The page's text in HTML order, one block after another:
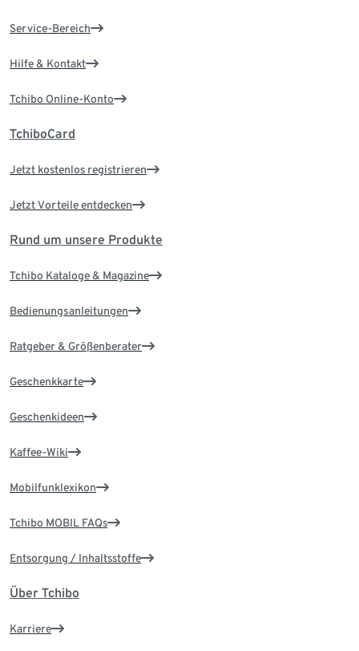
Service-Bereich
Hilfe & Kontakt
Tchibo Online-Konto
TchiboCard
Jetzt kostenlos registrieren
Jetzt Vorteile entdecken
Rund um unsere Produkte
Tchibo Kataloge & Magazine
Bedienungsanleitungen
Ratgeber & Größenberater
Geschenkkarte
Geschenkideen
Kaffee-Wiki
Mobilfunklexikon
Tchibo MOBIL FAQs
Entsorgung / Inhaltsstoffe
Über Tchibo
Karriere